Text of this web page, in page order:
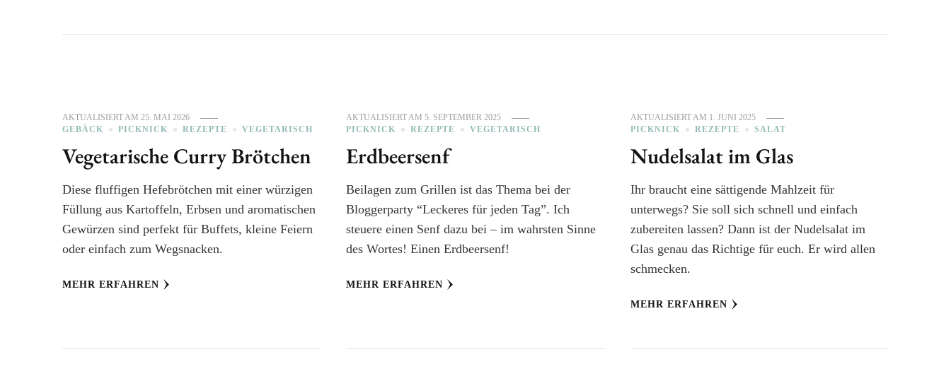
AKTUALISIERT AM 25. MAI 2026
GEBÄCK
PICKNICK REZEPTE VEGETARISCH
Vegetarische Curry Brötchen
Diese fluffigen Hefebrötchen mit einer würzigen
Füllung aus Kartoffeln, Erbsen und aromatischen
Gewürzen sind perfekt für Buffets, kleine Feiern
oder einfach zum Wegsnacken.
MEHR ERFAHREN
AKTUALISIERT AM5. SEPTEMBER 2025
PICKNICK
REZEPTE VEGETARISCH
Erdbeersenf
Beilagen zum Grillen ist das Thema bei der
Bloggerparty “Leckeres für jeden Tag”. Ich
steuere einen Senf dazu bei – im wahrsten Sinne
des Wortes! Einen Erdbeersenf!
MEHR ERFAHREN
AKTUALISIERT AM 1. JUNI 2025
PICKNICK
REZEPTE SALAT
Nudelsalat im Glas
Ihr braucht eine sättigende Mahlzeit für
unterwegs? Sie soll sich schnell und einfach
zubereiten lassen? Dann ist der Nudelsalat im
Glas genau das Richtige für euch. Er wird allen
schmecken.
MEHR ERFAHREN